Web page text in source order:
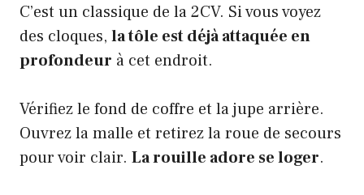
C’est un classique de la 2CV. Si vous voyez
des cloques, la tôle est déjà attaquée en
profondeur à cet endroit.
Vérifiez le fond de coffre et la jupe arrière.
Ouvrez la malle et retirez la roue de secours
pour voir clair. La rouille adore se loger.